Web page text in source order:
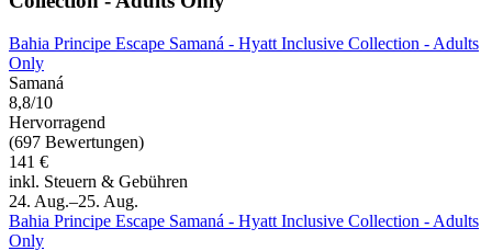
Bahia Principe Escape Samaná - Hyatt Inclusive Collection - Adults
Only
Samaná
8,8/10
Hervorragend
(697 Bewertungen)
141 €
inkl. Steuern & Gebühren
24. Aug.–25. Aug.
Bahia Principe Escape Samaná - Hyatt Inclusive Collection - Adults
Only